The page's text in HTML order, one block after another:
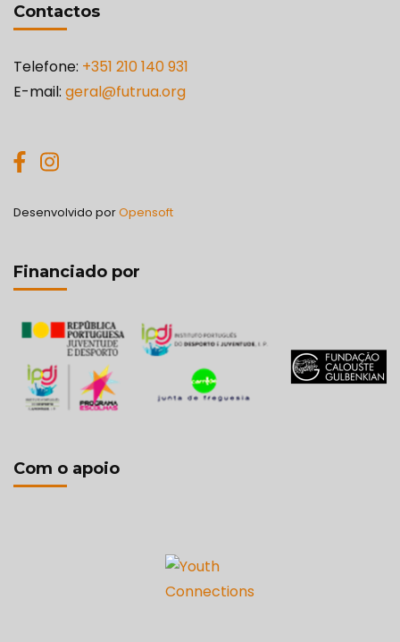
Contactos
Telefone: +351 210 140 931
E-mail: geral@futrua.org
Desenvolvido porOpensoft
Financiado por
Com o apoio